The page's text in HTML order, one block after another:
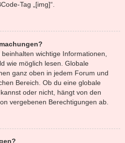
Tag „[img]“.
wichtige Informationen,
wie möglich lesen. Globale
ganz oben in jedem Forum und
Bereich. Ob du eine globale
oder nicht, hängt von den
vergebenen Berechtigungen ab.